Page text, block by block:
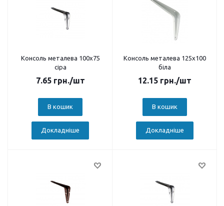
Консоль металева 100х75
сіра
7.65грн./шт
В кошик
Докладніше
Консоль металева 125х100
біла
12.15 грн./шт
В кошик
Докладніше